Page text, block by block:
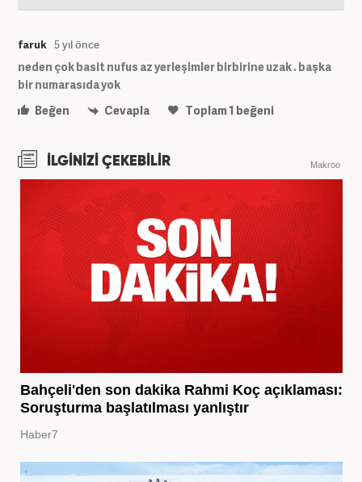
faruk 5 yıl önce
neden çok basit nufus az yerleşimler birbirine uzak . başka
bir numarasıda yok
Beğen
Cevapla Toplam1 beğeni
İLGİNİZİ ÇEKEBİLİR Makroo
Bahçeli'den son dakika Rahmi Koç açıklaması:
Soruşturma başlatılması yanlıştır
Haber7